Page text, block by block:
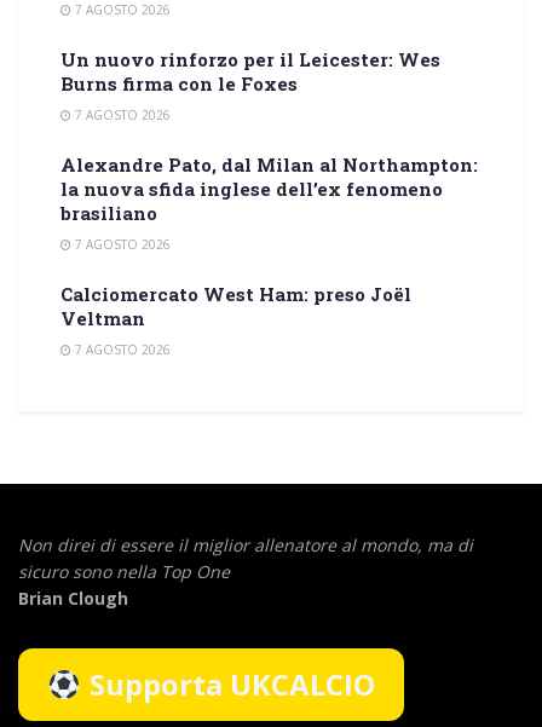
7 AGOSTO 2026
Un nuovo rinforzo per il Leicester: Wes
Burns firma con le Foxes
7 AGOSTO 2026
Alexandre Pato, dal Milan al Northampton:
la nuova sfida inglese dell’ex fenomeno
brasiliano
7 AGOSTO 2026
Calciomercato West Ham: preso Joël
Veltman
7 AGOSTO 2026
Non direi di essere il miglior allenatore al mondo, ma di
sicuro sono nella Top One
Brian Clough
Supporta UKCALCIO